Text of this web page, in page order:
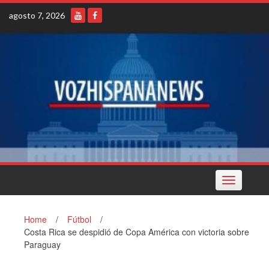
Skip
content
agosto 7, 2026
Toggle
navigation
Home / Fútbol
/
Costa Rica se despidió de Copa América con victoria sobre
Paraguay